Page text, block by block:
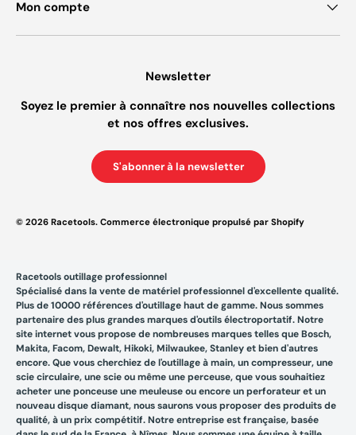
Mon compte
Newsletter
Soyez le premier à connaître nos nouvelles collections
et nos offres exclusives.
S'abonner à la newsletter
© 2026 Racetools. Commerce électronique propulsé par Shopify
Racetools outillage professionnel
Spécialisé dans la vente de matériel professionnel d'excellente qualité.
Plus de 10000 références d'outillage haut de gamme. Nous sommes
partenaire des plus grandes marques d'outils électroportatif. Notre
site internet vous propose de nombreuses marques telles que Bosch,
Makita, Facom, Dewalt, Hikoki, Milwaukee, Stanley et bien d'autres
encore. Que vous cherchiez de l'outillage à main, un compresseur, une
scie circulaire, une scie ou même une perceuse, que vous souhaitiez
acheter une ponceuse une meuleuse ou encore un perforateur et un
nouveau disque diamant, nous saurons vous proposer des produits de
qualité, à un prix compétitif. Notre entreprise est française, basée